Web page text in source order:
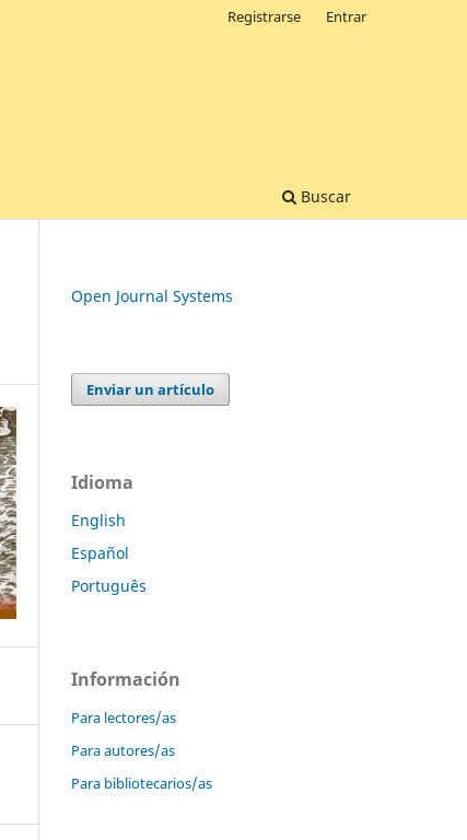
Buscar
Registrarse Entrar
Open Journal Systems
Enviar un artículo
Idioma
English
Español
Português
Información
Para lectores/as
Para autores/as
Para bibliotecarios/as